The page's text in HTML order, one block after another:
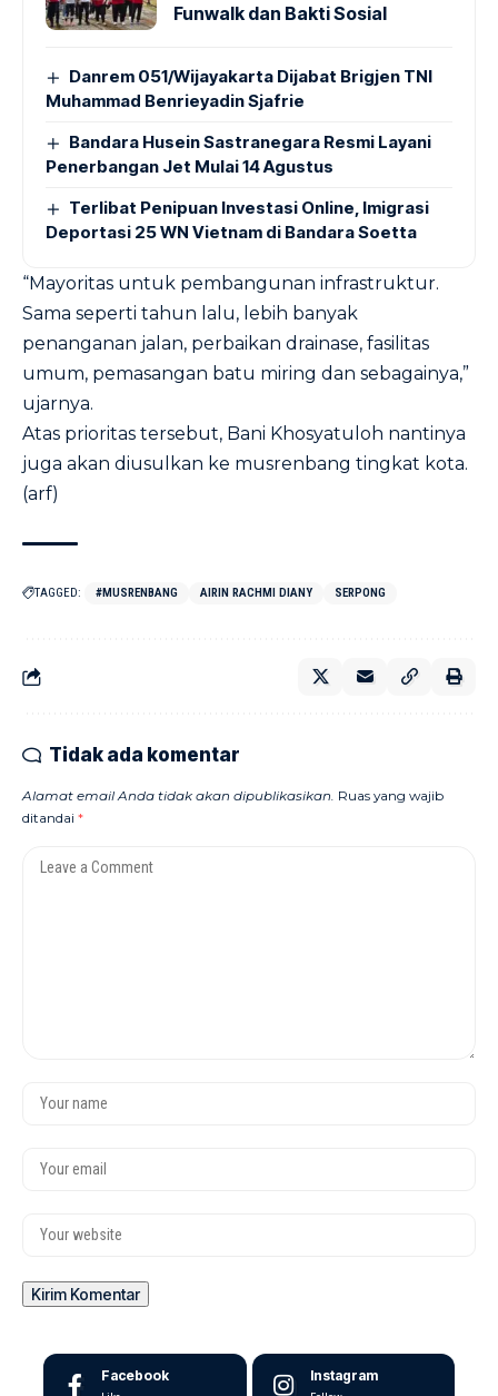
Funwalk dan Bakti Sosial
Danrem 051/Wijayakarta Dijabat Brigjen TNI
Muhammad Benrieyadin Sjafrie
Bandara Husein Sastranegara Resmi Layani
Penerbangan Jet Mulai 14 Agustus
Terlibat Penipuan Investasi Online, Imigrasi
Deportasi 25 WN Vietnam di Bandara Soetta
“Mayoritas untuk pembangunan infrastruktur.
Sama seperti tahun lalu, lebih banyak
penanganan jalan, perbaikan drainase, fasilitas
umum, pemasangan batu miring dan sebagainya,”
ujarnya.
Atas prioritas tersebut, Bani Khosyatuloh nantinya
juga akan diusulkan ke musrenbang tingkat kota.
(arf)
TAGGED: #MUSRENBANG AIRIN RACHMI DIANY SERPONG
Tidak ada komentar
Alamat email Anda tidak akan dipublikasikan. Ruas yang wajib
ditandai *
Facebook Instagram